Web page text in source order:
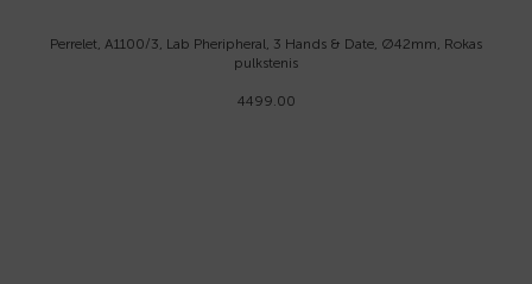
Perrelet, A1100/3, Lab Pheripheral, 3 Hands & Date, Ø42mm, Rokas
pulkstenis
4499.00